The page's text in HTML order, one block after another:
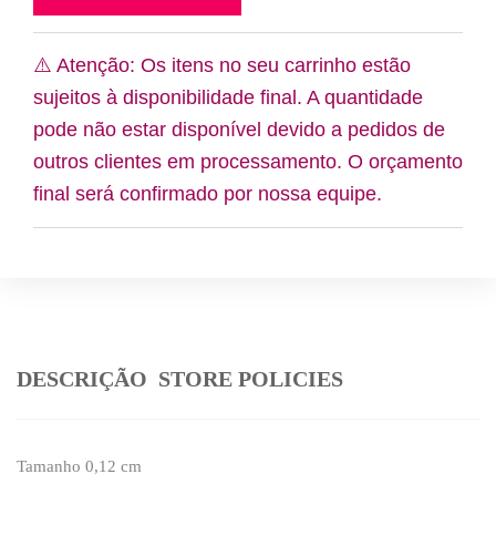
⚠️ Atenção: Os itens no seu carrinho estão
sujeitos à disponibilidade final. A quantidade
pode não estar disponível devido a pedidos de
outros clientes em processamento. O orçamento
final será confirmado por nossa equipe.
DESCRIÇÃO STORE POLICIES
Tamanho 0,12 cm